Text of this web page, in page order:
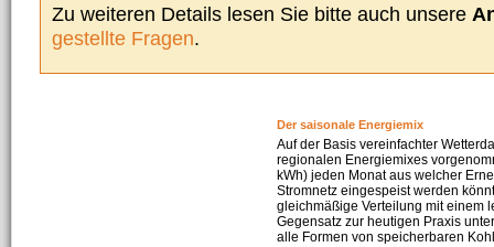
Zu weiteren Details lesen Sie bitte auch unsere
gestellte Fragen.
Der saisonale Energiemix
Auf der Basis vereinfachter
regionalen Energiemixes
kWh) jeden Monat aus welcher
Stromnetz eingespeist werden
gleichmäßige Verteilung mit einem
Gegensatz zur heutigen Praxis
alle Formen von speicherbaren